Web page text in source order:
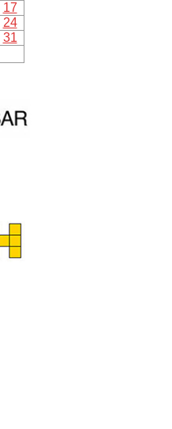
17
24
31